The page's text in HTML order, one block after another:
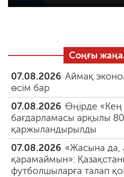
Соңғы
07.08.2026 Аймақ
өсім бар
07.08.2026 Өңірде
бағдарламасы арқылы
қаржыландырылды
07.08.2026 «Жасына да,
қарамаймын»:
футболшыларға талап